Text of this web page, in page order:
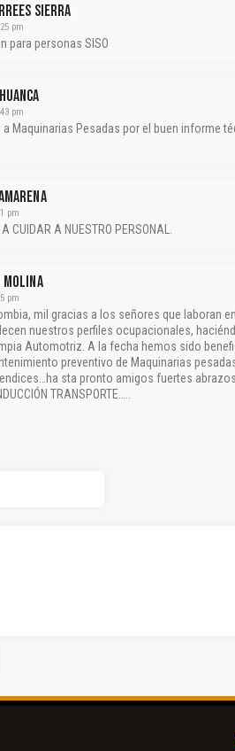
SIERRA
pm
para personas SISO
pm
a Maquinarias Pesadas por el buen informe
pm
CUIDAR A NUESTRO PERSONAL.
MOLINA
pm
mil gracias a los señores que laboran
nuestros perfiles ocupacionales,
Automotriz. A la fecha hemos sido
preventivo de Maquinarias
sta pronto amigos fuertes
TRANSPORTE…..